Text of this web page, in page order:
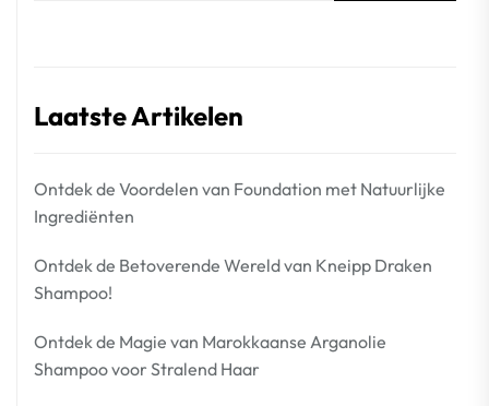
Laatste Artikelen
Ontdek de Voordelen van Foundation met Natuurlijke
Ingrediënten
Ontdek de Betoverende Wereld van Kneipp Draken
Shampoo!
Ontdek de Magie van Marokkaanse Arganolie
Shampoo voor Stralend Haar